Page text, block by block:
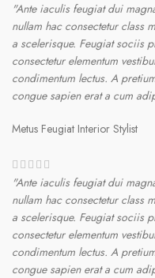
"Ante iaculis feugiat dui
nullam hac consectetur class
a scelerisque. Feugiat sociis
consectetur elementum
condimentum lectus. A
congue sapien erat a cum
Metus Feugiat Interior Stylist
"Ante iaculis feugiat dui
nullam hac consectetur class
a scelerisque. Feugiat sociis
consectetur elementum
condimentum lectus. A
congue sapien erat a cum